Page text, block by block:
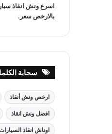
اسرع ونش انقاذ
بالارخص سعر.
سحابة
ارخص ونش أنقاذ
افضل ونش انقاذ
اوناش انقاذ